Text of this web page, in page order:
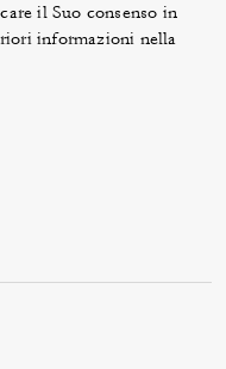
il Suo consenso in
informazioni nella